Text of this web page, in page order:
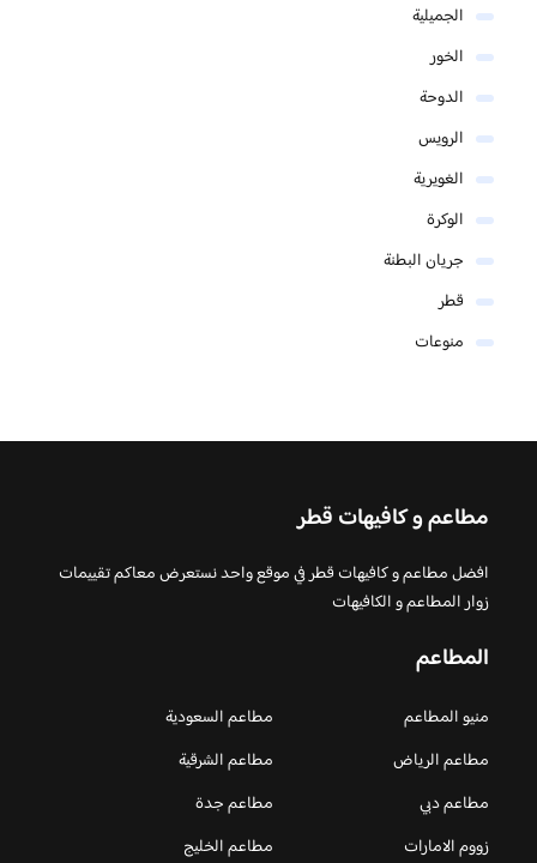
الجميلية
الخور
الدوحة
الرويس
الغويرية
الوكرة
جريان البطنة
قطر
منوعات
مطاعم و كافيهات قطر
افضل مطاعم و كافيهات قطر في موقع واحد نستعرض معاكم تقييمات
زوار المطاعم و الكافيهات
المطاعم
منيو المطاعم
مطاعم السعودية
مطاعم الرياض
مطاعم الشرقية
مطاعم دبي
مطاعم جدة
زووم الامارات
مطاعم الخليج